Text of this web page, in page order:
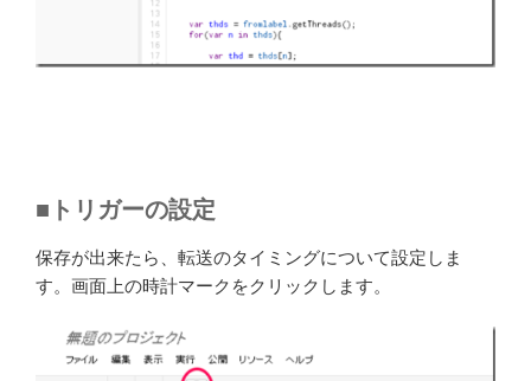
■トリガーの設定
保存が出来たら、転送のタイミングについて設定しま
す。画面上の時計マークをクリックします。